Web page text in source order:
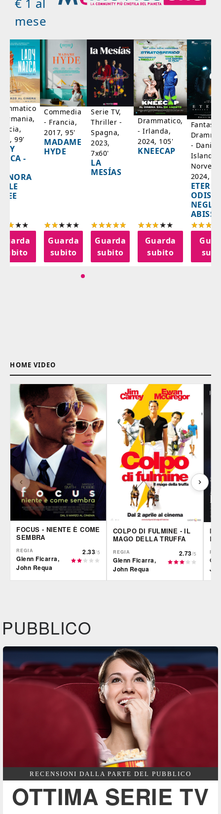
€ 1 al
mese
99'
-
subito
Commedia
- Francia,
2017, 95'
MADAME
HYDE
Guarda
subito
Serie TV,
Thriller -
Spagna,
2023,
7x60'
LA
MESÍAS
Guarda
subito
Drammatico,
- Irlanda,
2024, 105'
KNEECAP
Guarda
subito
-
Islanda,
2024,
NEGLI
ABISSI
HOME VIDEO
FOCUS - NIENTE È COME
SEMBRA
REGIA
Glenn Ficarra,
John Requa
2.33/5
COLPO DI FULMINE - IL
MAGO DELLA TRUFFA
REGIA
Glenn Ficarra,
John Requa
2.73/5
Jr.
PUBBLICO
RECENSIONI DALLA PARTE DEL PUBBLICO
OTTIMA SERIE TV